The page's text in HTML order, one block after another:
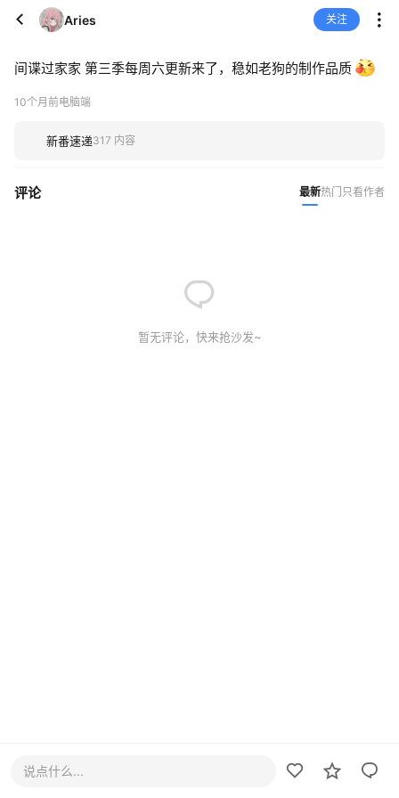
Aries 关注
间谍过家家 第三季每周六更新来了，稳如老狗的制作品质
10个月前电脑端
新番速递317 内容
评论 最新热门 只看作者
暂无评论，快来抢沙发~
说点什么...